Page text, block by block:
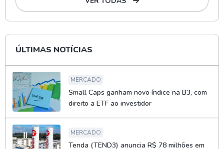
ÚLTIMAS NOTÍCIAS
MERCADO
Small Caps ganham novo índice na B3, com
direito a ETF ao investidor
MERCADO
Tenda (TEND3) anuncia R$ 78 milhões em